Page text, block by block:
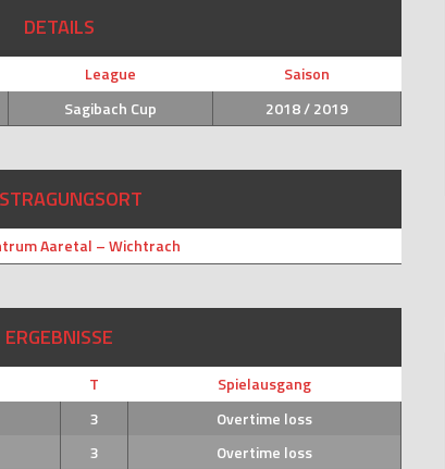
DETAILS
League
Saison
Sagibach Cup 2018 / 2019
Aaretal – Wichtrach
ERGEBNISSE
T
Spielausgang
3
Overtime loss
3 Overtime loss